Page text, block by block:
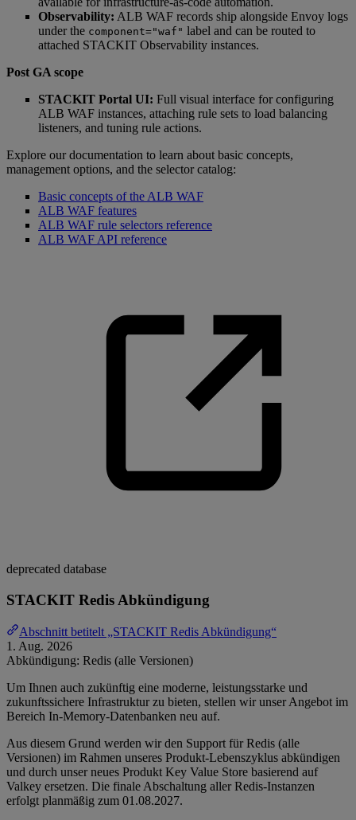
Observability: ALB WAF records ship alongside Envoy logs
under the component="waf" label and can be routed to
attached STACKIT Observability instances.
Post GA scope
STACKIT Portal UI: Full visual interface for configuring
ALB WAF instances, attaching rule sets to load balancing
listeners, and tuning rule actions.
Explore our documentation to learn about basic concepts,
management options, and the selector catalog:
Basic concepts of the ALB WAF
ALB WAF features
ALB WAF rule selectors reference
ALB WAF API reference
deprecated database
STACKIT Redis Abkündigung
Abschnitt betitelt „STACKIT Redis Abkündigung“
1. Aug. 2026
Abkündigung: Redis (alle Versionen)
Um Ihnen auch zukünftig eine moderne, leistungsstarke und
zukunftssichere Infrastruktur zu bieten, stellen wir unser Angebot im
Bereich In-Memory-Datenbanken neu auf.
Aus diesem Grund werden wir den Support für Redis (alle
Versionen) im Rahmen unseres Produkt-Lebenszyklus abkündigen
und durch unser neues Produkt Key Value Store basierend auf
Valkey ersetzen. Die finale Abschaltung aller Redis-Instanzen
erfolgt planmäßig zum 01.08.2027.